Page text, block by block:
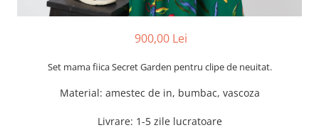
900,00 Lei
Set mama fiica Secret Garden pentru clipe de neuitat.
Material: amestec de in, bumbac, vascoza
Livrare: 1-5 zile lucratoare